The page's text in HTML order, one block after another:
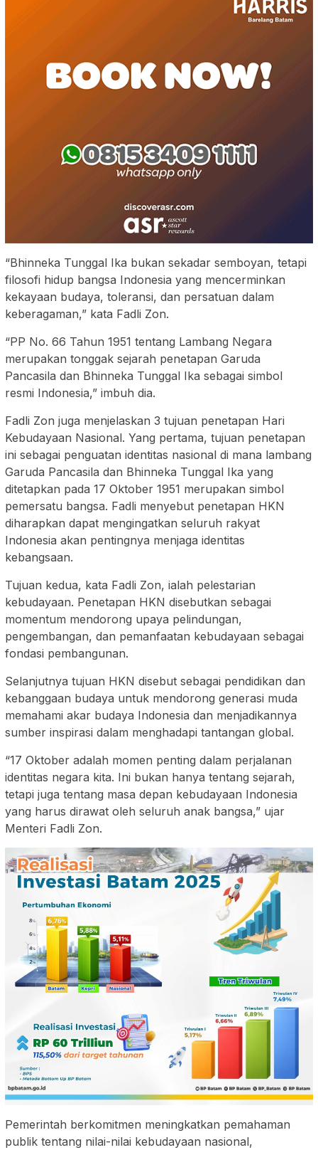
“Bhinneka Tunggal Ika bukan sekadar semboyan, tetapi
filosofi hidup bangsa Indonesia yang mencerminkan
kekayaan budaya, toleransi, dan persatuan dalam
keberagaman,” kata Fadli Zon.
“PP No. 66 Tahun 1951 tentang Lambang Negara
merupakan tonggak sejarah penetapan Garuda
Pancasila dan Bhinneka Tunggal Ika sebagai simbol
resmi Indonesia,” imbuh dia.
Fadli Zon juga menjelaskan 3 tujuan penetapan Hari
Kebudayaan Nasional. Yang pertama, tujuan penetapan
ini sebagai penguatan identitas nasional di mana lambang
Garuda Pancasila dan Bhinneka Tunggal Ika yang
ditetapkan pada 17 Oktober 1951 merupakan simbol
pemersatu bangsa. Fadli menyebut penetapan HKN
diharapkan dapat mengingatkan seluruh rakyat
Indonesia akan pentingnya menjaga identitas
kebangsaan.
Tujuan kedua, kata Fadli Zon, ialah pelestarian
kebudayaan. Penetapan HKN disebutkan sebagai
momentum mendorong upaya pelindungan,
pengembangan, dan pemanfaatan kebudayaan sebagai
fondasi pembangunan.
Selanjutnya tujuan HKN disebut sebagai pendidikan dan
kebanggaan budaya untuk mendorong generasi muda
memahami akar budaya Indonesia dan menjadikannya
sumber inspirasi dalam menghadapi tantangan global.
“17 Oktober adalah momen penting dalam perjalanan
identitas negara kita. Ini bukan hanya tentang sejarah,
tetapi juga tentang masa depan kebudayaan Indonesia
yang harus dirawat oleh seluruh anak bangsa,” ujar
Menteri Fadli Zon.
Pemerintah berkomitmen meningkatkan pemahaman
publik tentang nilai-nilai kebudayaan nasional,